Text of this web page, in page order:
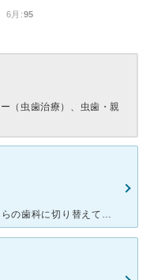
月:95
（虫歯治療）、虫歯・親
他院での治療に不満があったため、こちらの歯科に切り替えて診察と治療をして頂きました。腕が確かで人気の歯科のため少し待ちましたが、院長の先生はじめ、みなさん気持ちよく、丁寧に診察してくださり、レントゲン